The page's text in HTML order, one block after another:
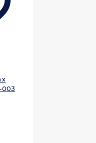
x
003